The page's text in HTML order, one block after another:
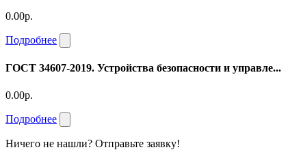
0.00р.
Подробнее
ГОСТ 34607-2019. Устройства безопасности и управле...
0.00р.
Подробнее
Ничего не нашли? Отправьте заявку!